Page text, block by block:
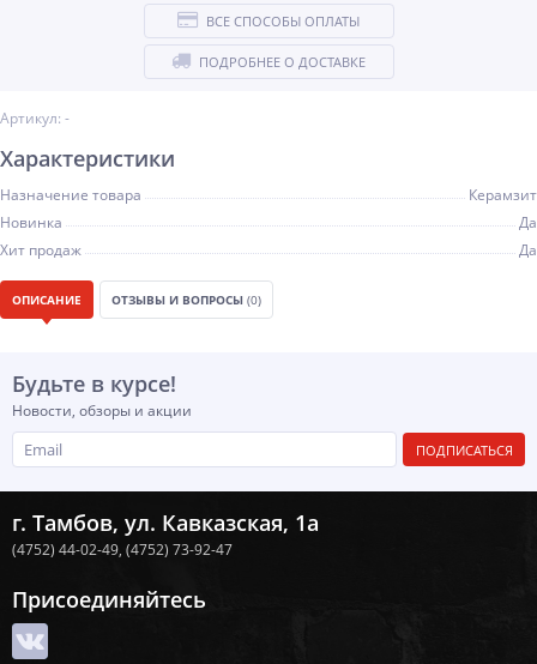
Артикул: -
ВСЕ СПОСОБЫ ОПЛАТЫ
ПОДРОБНЕЕ О ДОСТАВКЕ
Характеристики
Назначение товара
Керамзит
Новинка
Да
Хит продаж
Да
ОПИСАНИЕ ОТЗЫВЫ И ВОПРОСЫ (0)
Будьте в курсе!
Новости, обзоры и акции
ПОДПИСАТЬСЯ
г. Тамбов, ул. Кавказская, 1а
(4752) 44-02-49, (4752) 73-92-47
Присоединяйтесь